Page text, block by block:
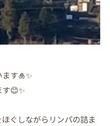
す🎍✨
😊✨
ぐしながらリンパの詰ま